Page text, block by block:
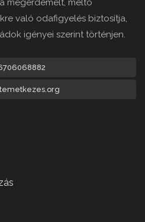
megérdemelt, méltó
való odafigyelés biztosítja,
igényei szerint történjen.